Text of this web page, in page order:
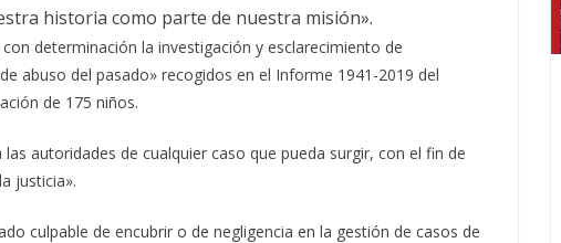
historia como parte de nuestra misión».
determinación la investigación y esclarecimiento de
abuso del pasado» recogidos en el Informe 1941-2019 del
de 175 niños.
autoridades de cualquier caso que pueda surgir, con el fin de
justicia».
culpable de encubrir o de negligencia en la gestión de casos de